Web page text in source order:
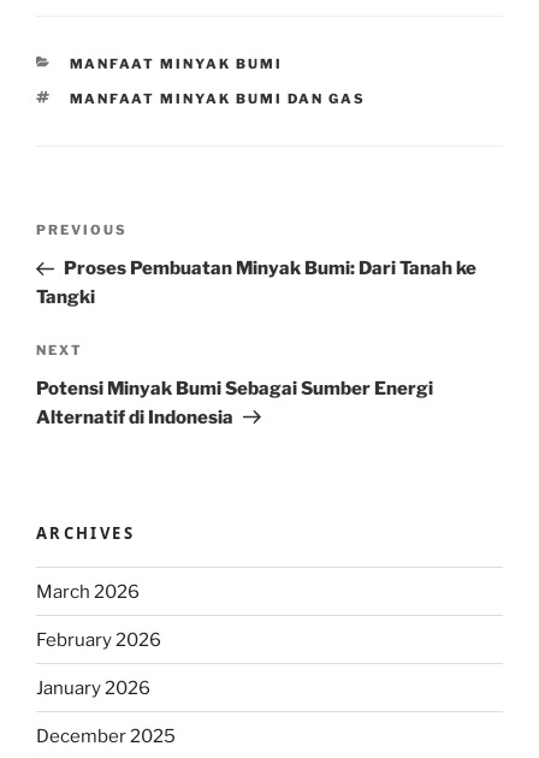
CATEGORIES
MANFAAT MINYAK BUMI
TAGS
MANFAAT MINYAK BUMI DAN GAS
Previous
Post
PREVIOUS
Proses Pembuatan Minyak Bumi: Dari Tanah ke
Tangki
Next
Post
NEXT
Potensi Minyak Bumi Sebagai Sumber Energi
Alternatif di Indonesia
ARCHIVES
March 2026
February 2026
January 2026
December 2025